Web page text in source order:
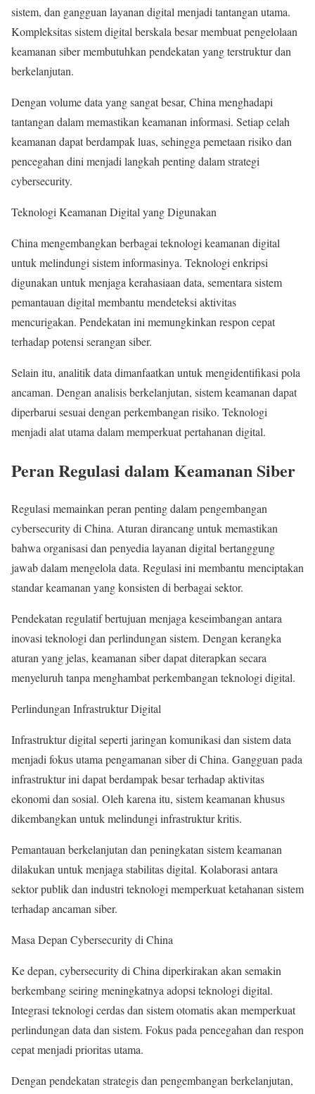
sistem, dan gangguan layanan digital menjadi tantangan utama.
Kompleksitas sistem digital berskala besar membuat pengelolaan
keamanan siber membutuhkan pendekatan yang terstruktur dan
berkelanjutan.
Dengan volume data yang sangat besar, China menghadapi
tantangan dalam memastikan keamanan informasi. Setiap celah
keamanan dapat berdampak luas, sehingga pemetaan risiko dan
pencegahan dini menjadi langkah penting dalam strategi
cybersecurity.
Teknologi Keamanan Digital yang Digunakan
China mengembangkan berbagai teknologi keamanan digital
untuk melindungi sistem informasinya. Teknologi enkripsi
digunakan untuk menjaga kerahasiaan data, sementara sistem
pemantauan digital membantu mendeteksi aktivitas
mencurigakan. Pendekatan ini memungkinkan respon cepat
terhadap potensi serangan siber.
Selain itu, analitik data dimanfaatkan untuk mengidentifikasi pola
ancaman. Dengan analisis berkelanjutan, sistem keamanan dapat
diperbarui sesuai dengan perkembangan risiko. Teknologi
menjadi alat utama dalam memperkuat pertahanan digital.
Peran Regulasi dalam Keamanan Siber
Regulasi memainkan peran penting dalam pengembangan
cybersecurity di China. Aturan dirancang untuk memastikan
bahwa organisasi dan penyedia layanan digital bertanggung
jawab dalam mengelola data. Regulasi ini membantu menciptakan
standar keamanan yang konsisten di berbagai sektor.
Pendekatan regulatif bertujuan menjaga keseimbangan antara
inovasi teknologi dan perlindungan sistem. Dengan kerangka
aturan yang jelas, keamanan siber dapat diterapkan secara
menyeluruh tanpa menghambat perkembangan teknologi digital.
Perlindungan Infrastruktur Digital
Infrastruktur digital seperti jaringan komunikasi dan sistem data
menjadi fokus utama pengamanan siber di China. Gangguan pada
infrastruktur ini dapat berdampak besar terhadap aktivitas
ekonomi dan sosial. Oleh karena itu, sistem keamanan khusus
dikembangkan untuk melindungi infrastruktur kritis.
Pemantauan berkelanjutan dan peningkatan sistem keamanan
dilakukan untuk menjaga stabilitas digital. Kolaborasi antara
sektor publik dan industri teknologi memperkuat ketahanan sistem
terhadap ancaman siber.
Masa Depan Cybersecurity di China
Ke depan, cybersecurity di China diperkirakan akan semakin
berkembang seiring meningkatnya adopsi teknologi digital.
Integrasi teknologi cerdas dan sistem otomatis akan memperkuat
perlindungan data dan sistem. Fokus pada pencegahan dan respon
cepat menjadi prioritas utama.
Dengan pendekatan strategis dan pengembangan berkelanjutan,